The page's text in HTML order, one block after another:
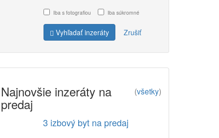
Iba s fotografiou Iba súkromné
Vyhľadať inzeráty Zrušiť
(všetky)
Najnovšie inzeráty na
predaj
3 izbový byt na predaj